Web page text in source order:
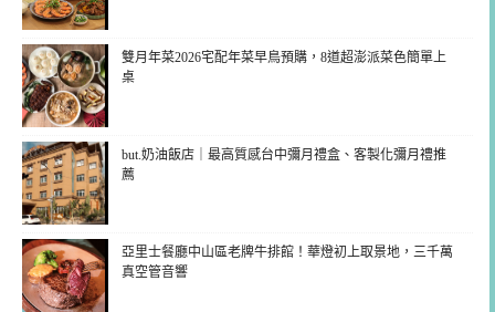
雙月年菜2026宅配年菜早鳥預購，8道超澎派菜色簡單上
桌
but.奶油飯店｜最高質感台中彌月禮盒、客製化彌月禮推
薦
亞里士餐廳中山區老牌牛排館！華燈初上取景地，三千萬
真空管音響